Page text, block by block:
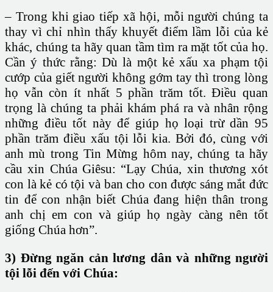
– Trong khi giao tiếp xã hội, mỗi người chúng ta
thay vì chỉ nhìn thấy khuyết điểm lầm lỗi của kẻ
khác, chúng ta hãy quan tầm tìm ra mặt tốt của họ.
Cần ý thức rằng: Dù là một kẻ xấu xa phạm tội
cướp của giết người không gớm tay thì trong lòng
họ vẫn còn ít nhất 5 phần trăm tốt. Điều quan
trọng là chúng ta phải khám phá ra và nhân rộng
những điều tốt này để giúp họ loại trừ dần 95
phần trăm điều xấu tội lỗi kia. Bởi đó, cùng với
anh mù trong Tin Mừng hôm nay, chúng ta hãy
cầu xin Chúa Giêsu: “Lạy Chúa, xin thương xót
con là kẻ có tội và ban cho con được sáng mắt đức
tin để con nhận biết Chúa đang hiện thân trong
anh chị em con và giúp họ ngày càng nên tốt
giống Chúa hơn”.
3) Đừng ngăn cản lương dân và những người
tội lỗi đến với Chúa: